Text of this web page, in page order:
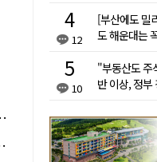
12
[부산에도 밀
도 해운대는
10
"부동산도
반 이상, 정부